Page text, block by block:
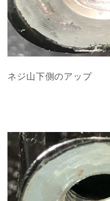
ネジ山下側のアップ